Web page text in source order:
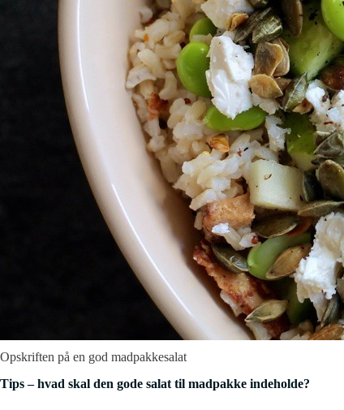
Opskriften på en god madpakkesalat
Tips – hvad skal den gode salat til madpakke indeholde?